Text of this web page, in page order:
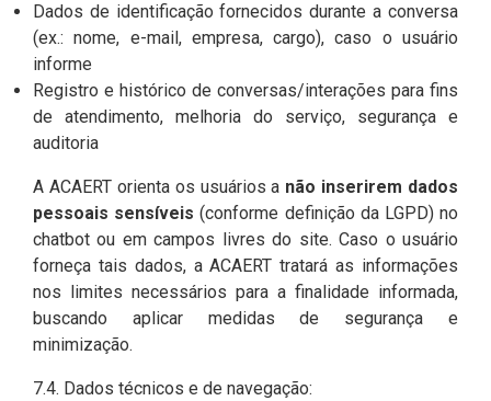
Dados de identificação fornecidos durante a conversa
(ex.: nome, e-mail, empresa, cargo), caso o usuário
informe
Registro e histórico de conversas/interações para fins
de atendimento, melhoria do serviço, segurança e
auditoria
A ACAERT orienta os usuários a não inserirem dados
pessoais sensíveis (conforme definição da LGPD) no
chatbot ou em campos livres do site. Caso o usuário
forneça tais dados, a ACAERT tratará as informações
nos limites necessários para a finalidade informada,
buscando aplicar medidas de segurança e
minimização.
7.4. Dados técnicos e de navegação: